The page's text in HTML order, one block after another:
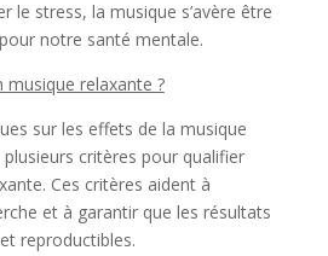
le stress, la musique s’avère être
notre santé mentale.
musique relaxante ?
sur les effets de la musique
critères pour qualifier
Ces critères aident à
et à garantir que les résultats
reproductibles.